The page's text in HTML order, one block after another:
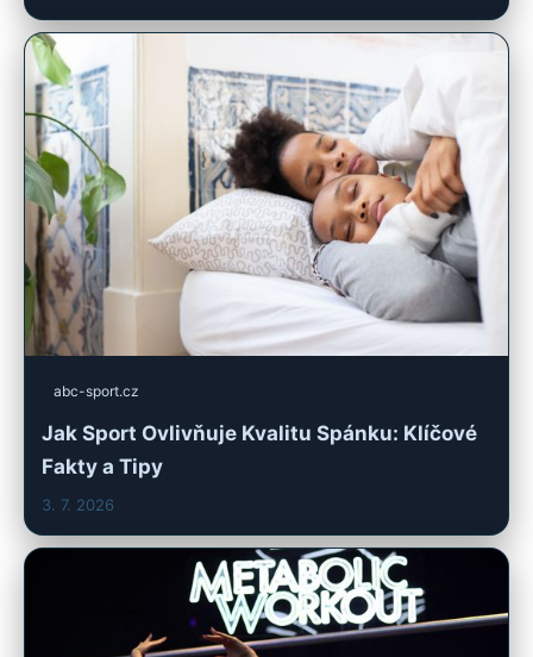
abc-sport.cz
Jak Sport Ovlivňuje Kvalitu Spánku: Klíčové
Fakty a Tipy
3. 7. 2026